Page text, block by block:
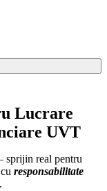
Lucrare
UVT
sprijin real pentru
responsabilitate
.